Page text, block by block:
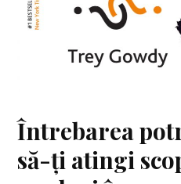
Întrebarea
să-ți atingi